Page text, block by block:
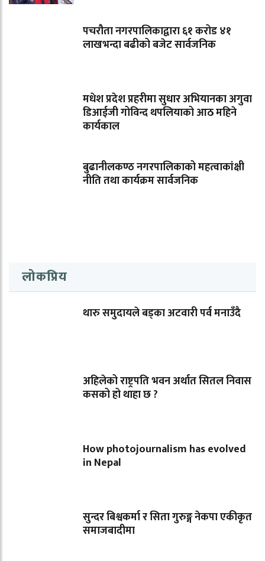
पचरौता नगरपालिकाद्वारा ६१ करोड ४१
लाखभन्दा बढीको बजेट सार्वजनिक
मधेश प्रदेश प्रहरीमा सुधार अभियानका अगुवा
डिआईजी गोविन्द थपलियाको आठ महिने
कार्यकाल
बुढानीलकण्ठ नगरपालिकाको महत्वाकांक्षी
नीति तथा कार्यक्रम सार्वजनिक
लोकप्रिय
थारु समुदायले बड्का अटवारी पर्व मनाउँदै
अहिलेको राष्ट्रपति भवन अर्थात सितल निवास
कसको हो थाहा छ ?
How photojournalism has evolved
in Nepal
सुन्दर बिश्वकर्मा र सिता गुरुङ्ग नेकपा एकीकृत
समाजबादीमा